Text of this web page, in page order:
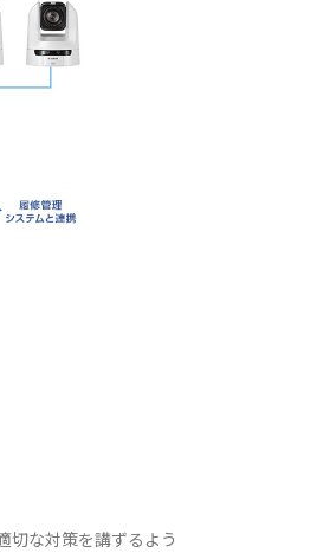
切な対策を講ずるよう